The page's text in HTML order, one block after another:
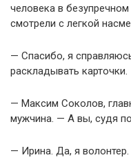
человека в
смотрели с легкой
— Спасибо, я
раскладывать карточки.
— Максим Соколов,
мужчина. — А вы, судя
— Ирина. Да, я волонтер.